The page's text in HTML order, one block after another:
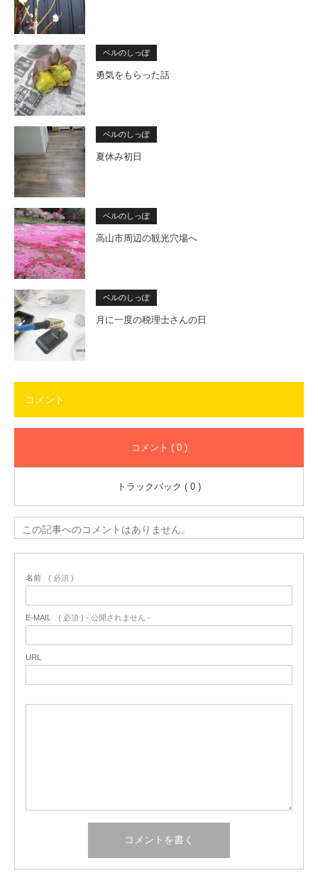
ベルのしっぽ
勇気をもらった話
ベルのしっぽ
夏休み初日
ベルのしっぽ
高山市周辺の観光穴場へ
ベルのしっぽ
月に一度の税理士さんの日
コメント
コメント ( 0 )
トラックバック ( 0 )
この記事へのコメントはありません。
名前 ( 必須 )
E-MAIL ( 必須 ) - 公開されません -
URL